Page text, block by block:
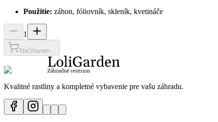
Použitie: záhon, fóliovník, skleník, kvetináče
1
Načítavam...
Kvalitné rastliny a kompletné vybavenie pre vašu záhradu.